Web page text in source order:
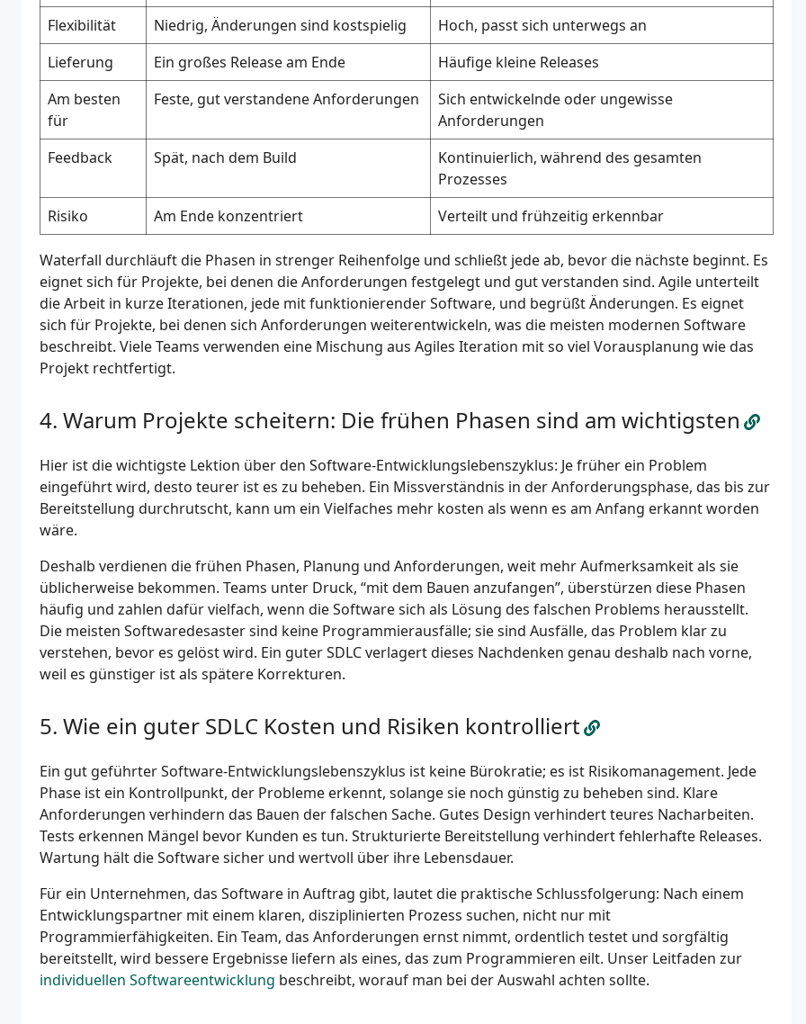
Flexibilität Niedrig, Änderungen sind kostspielig
Hoch, passt sich unterwegs an
Lieferung
Ein großes Release am Ende
Häufige kleine Releases
Am besten
für
Feste, gut verstandene Anforderungen
Sich entwickelnde oder ungewisse
Anforderungen
Feedback
Spät, nach dem Build
Kontinuierlich, während des gesamten
Prozesses
Risiko
Am Ende konzentriert Verteilt und frühzeitig erkennbar
Waterfall durchläuft die Phasen in strenger Reihenfolge und schließt jede ab, bevor die nächste beginnt. Es
eignet sich für Projekte, bei denen die Anforderungen festgelegt und gut verstanden sind. Agile unterteilt
die Arbeit in kurze Iterationen, jede mit funktionierender Software, und begrüßt Änderungen. Es eignet
sich für Projekte, bei denen sich Anforderungen weiterentwickeln, was die meisten modernen Software
beschreibt. Viele Teams verwenden eine Mischung aus Agiles Iteration mit so viel Vorausplanung wie das
Projekt rechtfertigt.
Warum Projekte scheitern: Die frühen Phasen sind am wichtigsten
Hier ist die wichtigste Lektion über den Software-Entwicklungslebenszyklus: Je früher ein Problem
eingeführt wird, desto teurer ist es zu beheben. Ein Missverständnis in der Anforderungsphase, das bis zur
Bereitstellung durchrutscht, kann um ein Vielfaches mehr kosten als wenn es am Anfang erkannt worden
wäre.
Deshalb verdienen die frühen Phasen, Planung und Anforderungen, weit mehr Aufmerksamkeit als sie
üblicherweise bekommen. Teams unter Druck, “mit dem Bauen anzufangen”, überstürzen diese Phasen
häufig und zahlen dafür vielfach, wenn die Software sich als Lösung des falschen Problems herausstellt.
Die meisten Softwaredesaster sind keine Programmierausfälle; sie sind Ausfälle, das Problem klar zu
verstehen, bevor es gelöst wird. Ein guter SDLC verlagert dieses Nachdenken genau deshalb nach vorne,
weil es günstiger ist als spätere Korrekturen.
Wie ein guter SDLC Kosten und Risiken kontrolliert
Ein gut geführter Software-Entwicklungslebenszyklus ist keine Bürokratie; es ist Risikomanagement. Jede
Phase ist ein Kontrollpunkt, der Probleme erkennt, solange sie noch günstig zu beheben sind. Klare
Anforderungen verhindern das Bauen der falschen Sache. Gutes Design verhindert teures Nacharbeiten.
Tests erkennen Mängel bevor Kunden es tun. Strukturierte Bereitstellung verhindert fehlerhafte Releases.
Wartung hält die Software sicher und wertvoll über ihre Lebensdauer.
Für ein Unternehmen, das Software in Auftrag gibt, lautet die praktische Schlussfolgerung: Nach einem
Entwicklungspartner mit einem klaren, disziplinierten Prozess suchen, nicht nur mit
Programmierfähigkeiten. Ein Team, das Anforderungen ernst nimmt, ordentlich testet und sorgfältig
bereitstellt, wird bessere Ergebnisse liefern als eines, das zum Programmieren eilt. Unser Leitfaden zur
individuellen Softwareentwicklung beschreibt, worauf man bei der Auswahl achten sollte.